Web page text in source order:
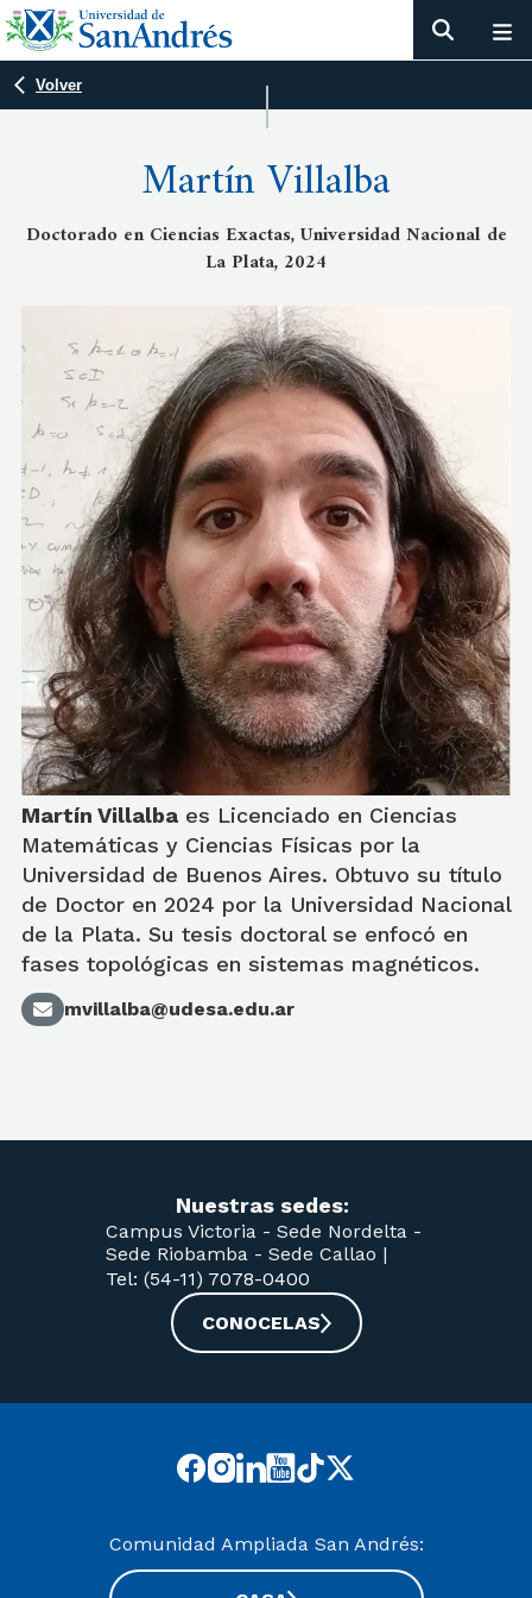
Volver
Martín Villalba
Doctorado en Ciencias Exactas, Universidad Nacional de
La Plata, 2024
Martín Villalba es Licenciado en Ciencias
Matemáticas y Ciencias Físicas por la
Universidad de Buenos Aires. Obtuvo su título
de Doctor en 2024 por la Universidad Nacional
de la Plata. Su tesis doctoral se enfocó en
fases topológicas en sistemas magnéticos.
mvillalba@udesa.edu.ar
Nuestras sedes:
Campus Victoria - Sede Nordelta -
Sede Riobamba - Sede Callao |
Tel: (54-11) 7078-0400
CONOCELAS
Comunidad Ampliada San Andrés: